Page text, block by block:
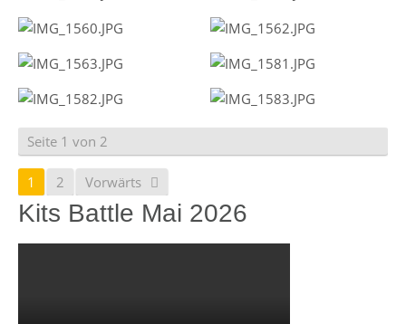
Seite 1 von 2
1 2 Vorwärts
Kits Battle Mai 2026